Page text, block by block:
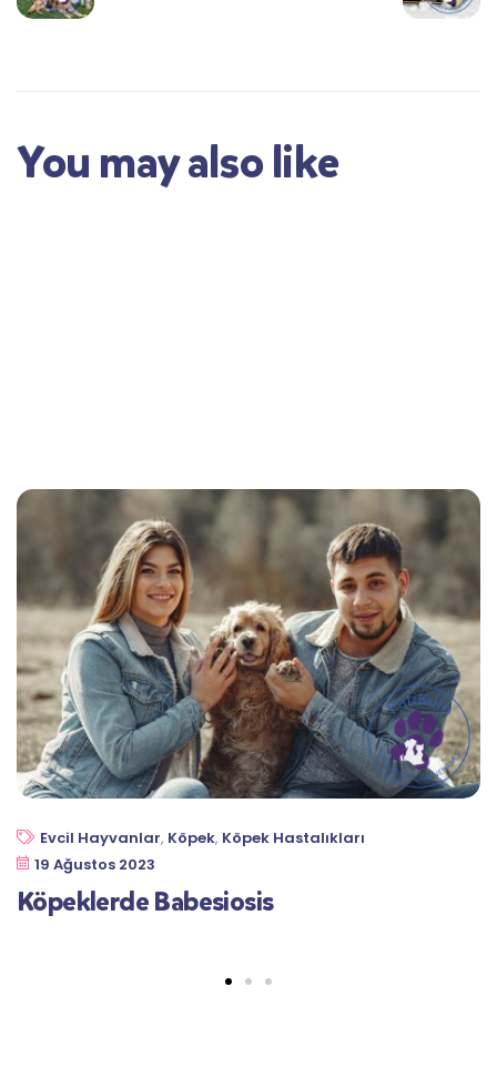
You may also like
Köpeklerde Babesiosis
Evcil Hayvanlar, Köpek, Köpek Hastalıkları
19 Ağustos 2023